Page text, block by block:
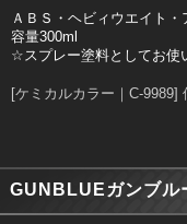
ＡＢＳ・ヘビィウエイト・
容量300ml
☆スプレー塗料としてお使
[ケミカルカラー｜C-9989]
GUNBLUEガンブル